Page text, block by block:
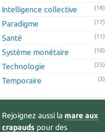
Intelligence collective (18)
Paradigme (17)
Santé (11)
Système monétaire (10)
Technologie (25)
Temporaire (3)
Rejoignez aussi la mare aux
crapauds pour des